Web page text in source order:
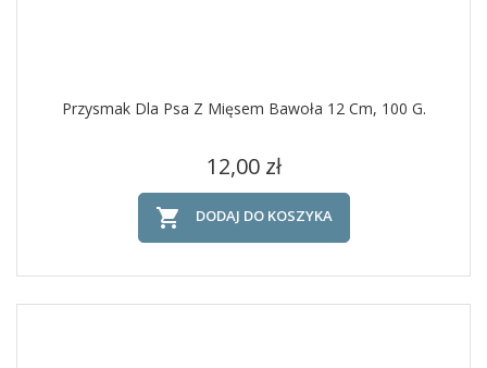
Przysmak Dla Psa Z Mięsem Bawoła 12 Cm, 100 G.
Cena
12,00 zł
 DODAJ DO KOSZYKA